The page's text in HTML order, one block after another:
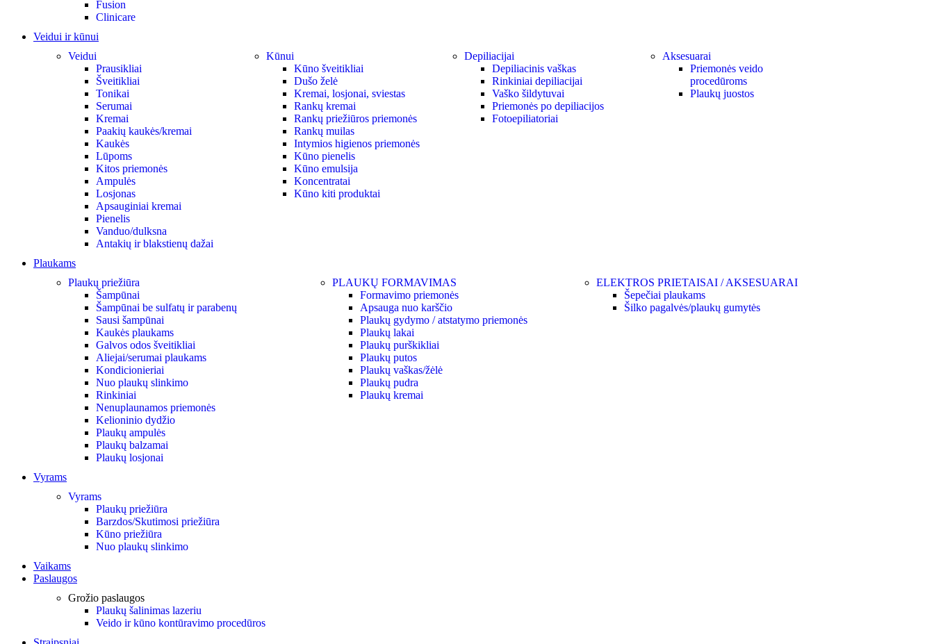
Fusion
Clinicare
Veidui ir kūnui
Veidui
Prausikliai
Šveitikliai
Tonikai
Serumai
Kremai
Paakių kaukės/kremai
Kaukės
Lūpoms
Kitos priemonės
Ampulės
Losjonas
Apsauginiai kremai
Pienelis
Vanduo/dulksna
Antakių ir blakstienų dažai
Kūnui
Kūno šveitikliai
Dušo želė
Kremai, losjonai, sviestas
Rankų kremai
Rankų priežiūros priemonės
Rankų muilas
Intymios higienos priemonės
Kūno pienelis
Kūno emulsija
Koncentratai
Kūno kiti produktai
Depiliacijai
Depiliacinis vaškas
Rinkiniai depiliacijai
Vaško šildytuvai
Priemonės po depiliacijos
Fotoepiliatoriai
Aksesuarai
Priemonės veido
procedūroms
Plaukų juostos
Plaukams
Plaukų priežiūra
Šampūnai
Šampūnai be sulfatų ir parabenų
Sausi šampūnai
Kaukės plaukams
Galvos odos šveitikliai
Aliejai/serumai plaukams
Kondicionieriai
Nuo plaukų slinkimo
Rinkiniai
Nenuplaunamos priemonės
Kelioninio dydžio
Plaukų ampulės
Plaukų balzamai
Plaukų losjonai
PLAUKŲ FORMAVIMAS
Formavimo priemonės
Apsauga nuo karščio
Plaukų gydymo / atstatymo priemonės
Plaukų lakai
Plaukų purškikliai
Plaukų putos
Plaukų vaškas/žėlė
Plaukų pudra
Plaukų kremai
ELEKTROS PRIETAISAI / AKSESUARAI
Šepečiai plaukams
Šilko pagalvės/plaukų gumytės
Vyrams
Vyrams
Plaukų priežiūra
Barzdos/Skutimosi priežiūra
Kūno priežiūra
Nuo plaukų slinkimo
Vaikams
Paslaugos
Grožio paslaugos
Plaukų šalinimas lazeriu
Veido ir kūno kontūravimo procedūros